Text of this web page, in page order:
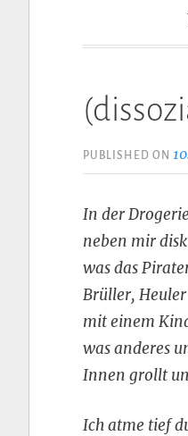
PUBLISHED ON
In der
neben mir
was das
Brüller,
mit einem
was anderes
Innen grollt
Ich atme tief